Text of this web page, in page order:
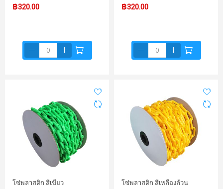
฿320.00 ฿320.00
โซ่พลาสติก สีเขียว โซ่พลาสติก สีเหลืองล้วน